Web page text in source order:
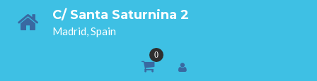
C/ Santa Saturnina 2
Madrid, Spain